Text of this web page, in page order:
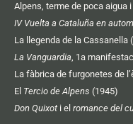
Alpens, terme de poca aigua
IV Vuelta a Cataluña en
La llegenda de la Cassanella
La Vanguardia, 1a
La fàbrica de furgonetes de
El Tercio de Alpens (1945)
Don Quixot i el romance del